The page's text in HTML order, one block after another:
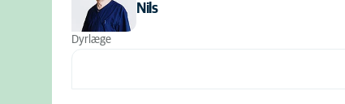
Nils
Dyrlæge